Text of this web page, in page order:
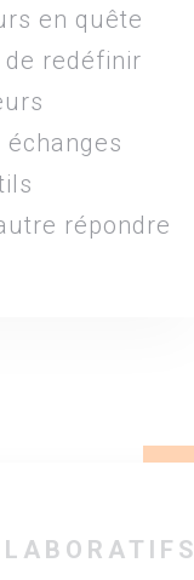
en quête
redéfinir
répondre